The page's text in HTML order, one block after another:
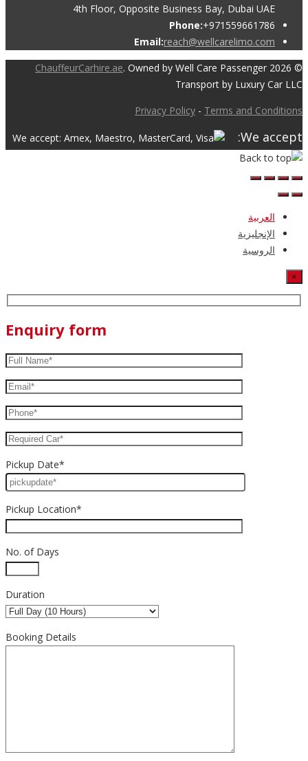
4th Floor, Opposite Business Bay, Dubai UAE
Phone:+971559661786
Email:reach@wellcarelimo.com
© 2026
ChauffeurCarhire.ae. Owned by Well Care Passenger
Transport by Luxury Car LLC
Privacy Policy - Terms and Conditions
We accept:
العربية
الإنجليزية
الروسية
×
Enquiry form
Pickup Date*
Pickup Location*
No. of Days
Duration
Booking Details